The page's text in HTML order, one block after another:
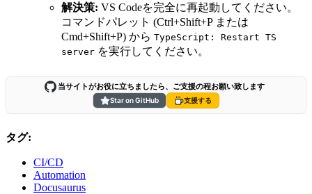
解決策: VS Codeを完全に再起動してください。
コマンドパレット (Ctrl+Shift+P または
Cmd+Shift+P) から TypeScript: Restart TS
server を実行してください。
当サイトがお役に立ちましたら、ご支援の程お願い致します
Star on GitHub
支援する
タグ:
CI/CD
Automation
Docusaurus